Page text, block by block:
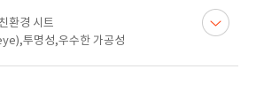
환경 시트
투명성,우수한 가공성